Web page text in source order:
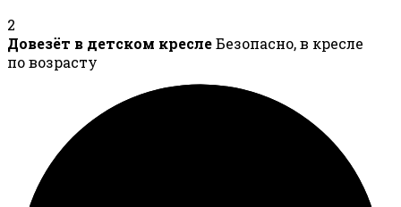
2
Довезёт в детском креслеБезопасно, в кресле
по возрасту